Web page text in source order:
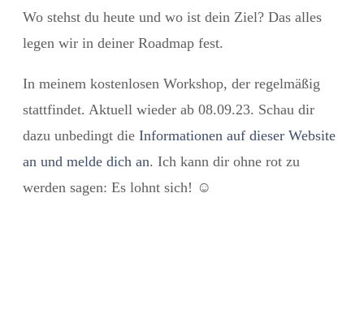
Wo stehst du heute und wo ist dein Ziel? Das alles
legen wir in deiner Roadmap fest.
In meinem kostenlosen Workshop, der regelmäßig
stattfindet. Aktuell wieder ab 08.09.23. Schau dir
dazu unbedingt die Informationen auf dieser Website
an und melde dich an. Ich kann dir ohne rot zu
werden sagen: Es lohnt sich! ☺